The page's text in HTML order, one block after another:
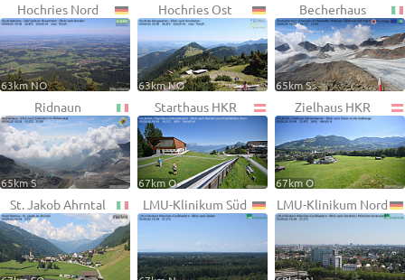
Hochries Nord
63km NO
Hochries Ost
63km NO
Becherhaus
65km S
Ridnaun
65km S
Starthaus HKR
67km O
Zielhaus HKR
67km O
St. Jakob Ahrntal LMU-Klinikum Süd LMU-Klinikum Nord